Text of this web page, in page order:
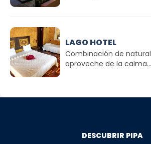
LAGO HOTEL
Combinación de
aproveche de la calma...
DESCUBRIR PIPA